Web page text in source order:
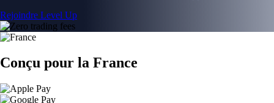
Rejoindre Level Up
Conçu pour la France